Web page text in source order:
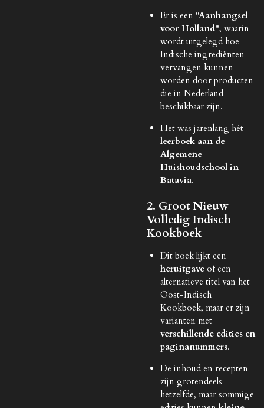
Er is een "Aanhangsel
voor Holland", waarin
wordt uitgelegd hoe
Indische ingrediënten
vervangen kunnen
worden door producten
die in Nederland
beschikbaar zijn.
Het was jarenlang hét
leerboek aan de
Algemene
Huishoudschool in
Batavia.
2. Groot Nieuw
Volledig Indisch
Kookboek
Dit boek lijkt een
heruitgaveof een
alternatieve titel van het
Oost-Indisch
Kookboek, maar er zijn
varianten met
verschillende edities en
paginanummers.
De inhoud en recepten
zijn grotendeels
hetzelfde, maar sommige